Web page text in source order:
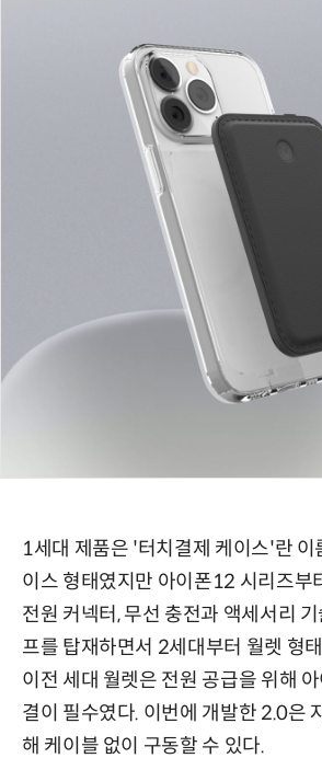
1세대 제품은 '터치결제 케이스'란 이
이스 형태였지만 아이폰12 시리즈부
전원 커넥터, 무선 충전과 액세서리 기
프를 탑재하면서 2세대부터 월렛 형
이전 세대 월렛은 전원 공급을 위해
결이 필수였다. 이번에 개발한 2.0은
해 케이블 없이 구동할 수 있다.